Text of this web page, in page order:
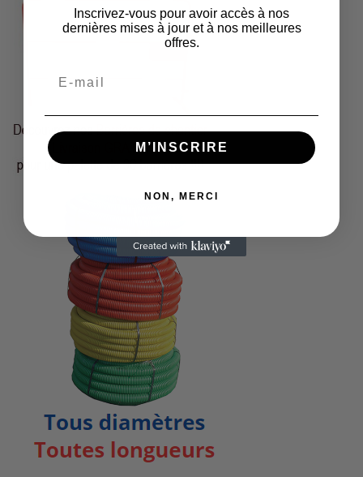
Inscrivez-vous pour avoir accès à nos
dernières mises à jour et à nos meilleures
offres.
M’INSCRIRE
NON, MERCI